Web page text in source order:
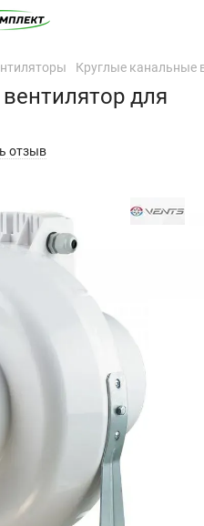
Круглые канальные
для
отзыв